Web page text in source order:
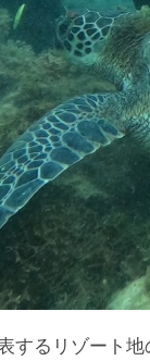
するリゾート